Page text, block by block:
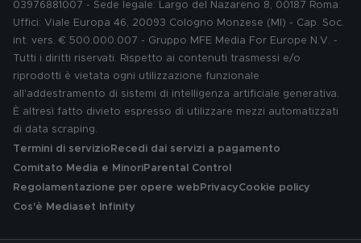
03976881007 - Sede legale: Largo del Nazareno 8, 00187 Roma.
Uffici: Viale Europa 46, 20093 Cologno Monzese (MI) - Cap. Soc.
int. vers. € 500.000.007 - Gruppo MFE Media For Europe N.V. -
Tutti i diritti riservati. Rispetto ai contenuti trasmessi e/o
riprodotti è vietata ogni utilizzazione funzionale
all'addestramento di sistemi di intelligenza artificiale generativa.
È altresì fatto divieto espresso di utilizzare mezzi automatizzati
di data scraping.
Termini di servizio Recedi dai servizi a pagamento
Comitato Media e MinoriParental Control
Regolamentazione per opere web PrivacyCookie policy
Cos'è Mediaset Infinity